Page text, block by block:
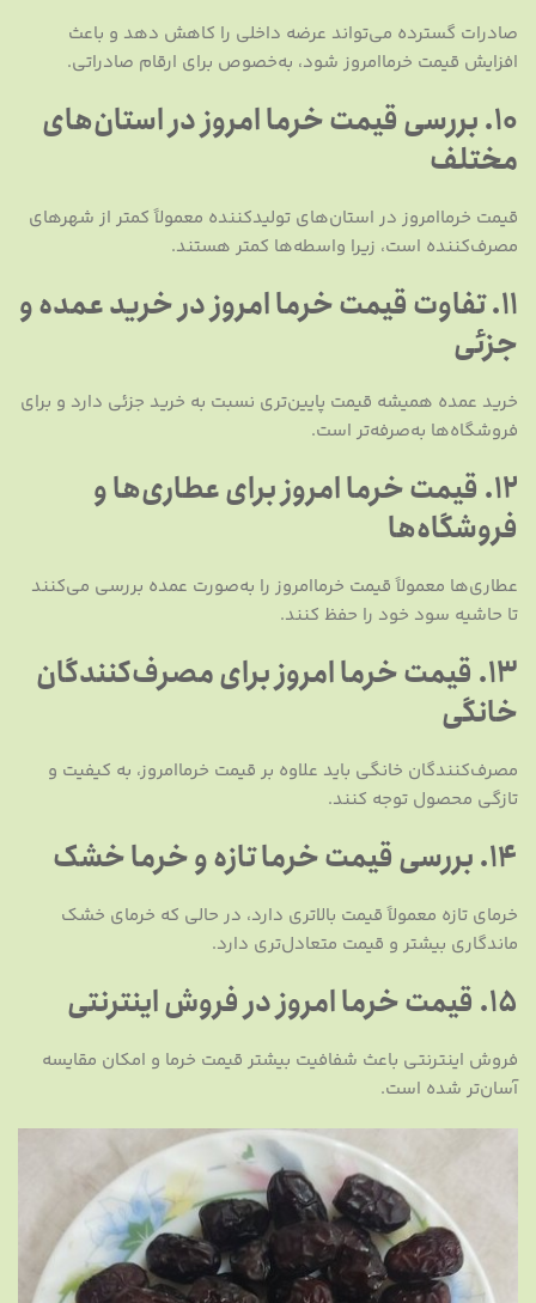
صادرات گسترده می‌تواند عرضه داخلی را کاهش دهد و باعث
افزایش قیمت خرما‌امروز شود، به‌خصوص برای ارقام صادراتی.
10. بررسی قیمت خرما امروز در استان‌های
مختلف
قیمت خرماامروز در استان‌های تولیدکننده معمولاً کمتر از شهرهای
مصرف‌کننده است، زیرا واسطه‌ها کمتر هستند.
11. تفاوت قیمت خرما امروز در خرید عمده و
جزئی
خرید عمده همیشه قیمت پایین‌تری نسبت به خرید جزئی دارد و برای
فروشگاه‌ها به‌صرفه‌تر است.
12. قیمت خرما امروز برای عطاری‌ها و
فروشگاه‌ها
عطاری‌ها معمولاً قیمت خرماامروز را به‌صورت عمده بررسی می‌کنند
تا حاشیه سود خود را حفظ کنند.
13. قیمت خرما امروز برای مصرف‌کنندگان
خانگی
مصرف‌کنندگان خانگی باید علاوه بر قیمت خرماامروز، به کیفیت و
تازگی محصول توجه کنند.
14. بررسی قیمت خرما تازه و خرما خشک
خرمای تازه معمولاً قیمت بالاتری دارد، در حالی که خرمای خشک
ماندگاری بیشتر و قیمت متعادل‌تری دارد.
15. قیمت خرما امروز در فروش اینترنتی
فروش اینترنتی باعث شفافیت بیشتر قیمت خرما و امکان مقایسه
آسان‌تر شده است.